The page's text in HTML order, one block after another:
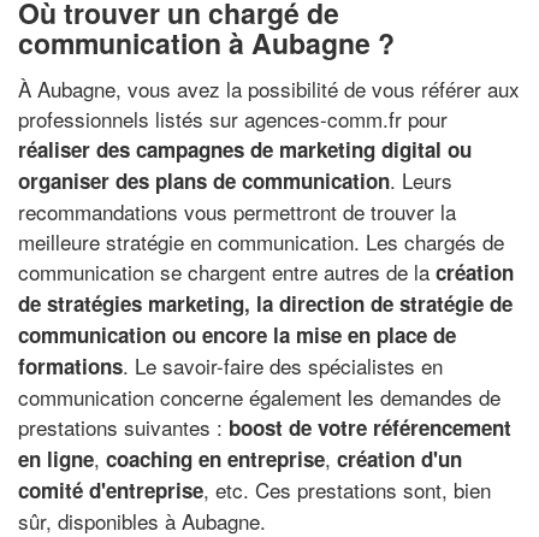
Où trouver un chargé de
communication à Aubagne ?
À Aubagne, vous avez la possibilité de vous référer aux
professionnels listés sur agences-comm.fr pour
réaliser des campagnes de marketing digital ou
organiser des plans de communication. Leurs
recommandations vous permettront de trouver la
meilleure stratégie en communication. Les chargés de
communication se chargent entre autres de la création
de stratégies marketing, la direction de stratégie de
communication ou encore la mise en place de
formations. Le savoir-faire des spécialistes en
communication concerne également les demandes de
prestations suivantes : boost de votre référencement
en ligne, coaching en entreprise, création d'un
comité d'entreprise, etc. Ces prestations sont, bien
sûr, disponibles à Aubagne.